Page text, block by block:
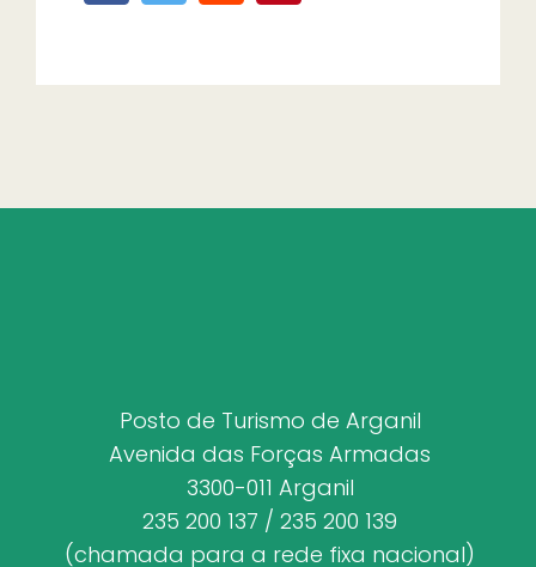
Posto de Turismo de Arganil
Avenida das Forças Armadas
3300-011 Arganil
235 200 137 / 235 200 139
(chamada para a rede fixa nacional)